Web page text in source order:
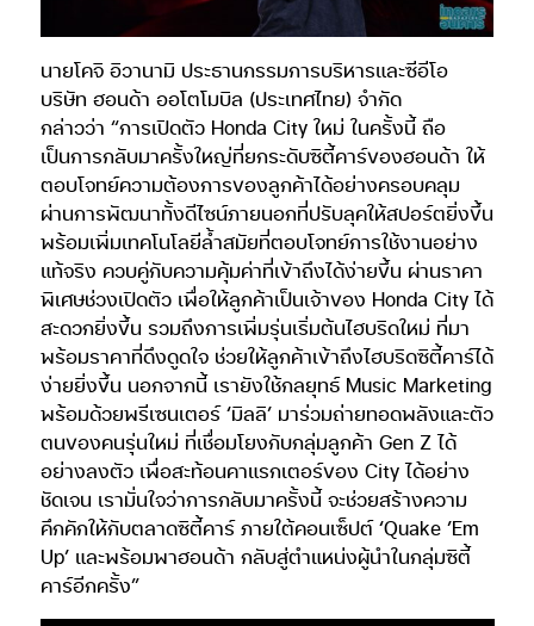
นายโคจิ อิวานามิ ประธานกรรมการบริหารและซีอีโอ
บริษัท ฮอนด้า ออโตโมบิล (ประเทศไทย) จำกัด
กล่าวว่า “การเปิดตัว Honda City ใหม่ ในครั้งนี้ ถือ
เป็นการกลับมาครั้งใหญ่ที่ยกระดับซิตี้คาร์ของฮอนด้า ให้
ตอบโจทย์ความต้องการของลูกค้าได้อย่างครอบคลุม
ผ่านการพัฒนาทั้งดีไซน์ภายนอกที่ปรับลุคให้สปอร์ตยิ่งขึ้น
พร้อมเพิ่มเทคโนโลยีล้ำสมัยที่ตอบโจทย์การใช้งานอย่าง
แท้จริง ควบคู่กับความคุ้มค่าที่เข้าถึงได้ง่ายขึ้น ผ่านราคา
พิเศษช่วงเปิดตัว เพื่อให้ลูกค้าเป็นเจ้าของ Honda City ได้
สะดวกยิ่งขึ้น รวมถึงการเพิ่มรุ่นเริ่มต้นไฮบริดใหม่ ที่มา
พร้อมราคาที่ดึงดูดใจ ช่วยให้ลูกค้าเข้าถึงไฮบริดซิตี้คาร์ได้
ง่ายยิ่งขึ้น นอกจากนี้ เรายังใช้กลยุทธ์ Music Marketing
พร้อมด้วยพรีเซนเตอร์ ‘มิลลิ’ มาร่วมถ่ายทอดพลังและตัว
ตนของคนรุ่นใหม่ ที่เชื่อมโยงกับกลุ่มลูกค้า Gen Z ได้
อย่างลงตัว เพื่อสะท้อนคาแรกเตอร์ของ City ได้อย่าง
ชัดเจน เรามั่นใจว่าการกลับมาครั้งนี้ จะช่วยสร้างความ
คึกคักให้กับตลาดซิตี้คาร์ ภายใต้คอนเซ็ปต์ ‘Quake ’Em
Up’ และพร้อมพาฮอนด้า กลับสู่ตำแหน่งผู้นำในกลุ่มซิตี้
คาร์อีกครั้ง”